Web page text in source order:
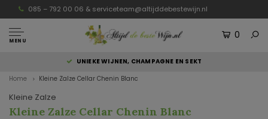
085 – 792 00 06 & serviceteam@altijddebestewijn.nl
MENU
0
UNIEKE WIJNEN, CHAMPAGNE EN SEKT
Home Kleine Zalze Cellar Chenin Blanc
Kleine Zalze
Kleine Zalze Cellar Chenin Blanc